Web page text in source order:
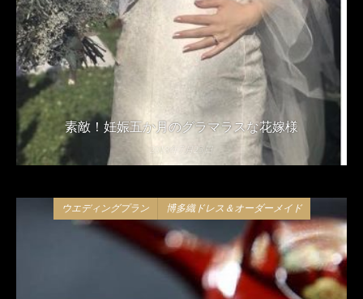
素敵！妊娠五か月のグラマラスな花嫁様
2018年7月25日
ウエディングプラン 博多織ドレス＆オーダーメイド